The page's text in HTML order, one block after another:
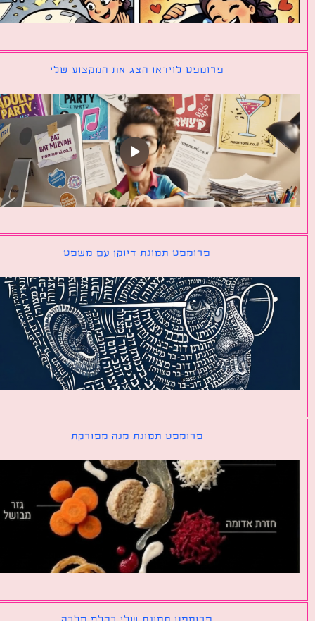
פרומפט לוידאו הצג את המקצוע שלי
פרומפט תמונת דיוקן עם משפט
פרומפט תמונת מנה מפורקת